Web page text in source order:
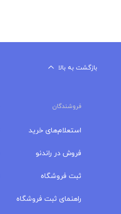
بازگشت به بالا
فروشندگان
استعلام‌های خرید
فروش در راندنو
ثبت فروشگاه
راهنمای ثبت فروشگاه